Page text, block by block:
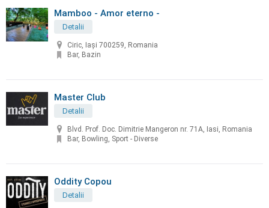
Mamboo - Amor eterno -
Detalii
Ciric, Iași 700259, Romania
Bar, Bazin
Master Club
Detalii
Blvd. Prof. Doc. Dimitrie Mangeron nr. 71A, Iasi, Romania
Bar, Bowling, Sport - Diverse
Oddity Copou
Detalii